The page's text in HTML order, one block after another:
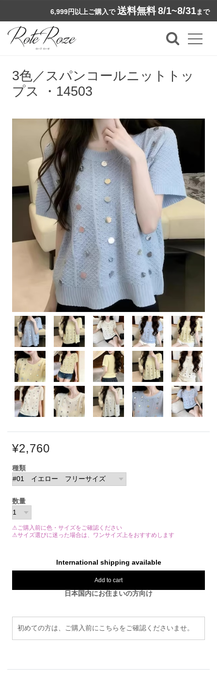
6,999円以上ご購入で 送料無料8/1~8/31まで
3色／スパンコールニットトッ
プス ・14503
¥2,760
種類
数量
⚠ご購入前に色・サイズをご確認ください
⚠サイズ選びに迷った場合は、ワンサイズ上をおすすめします
International shipping available
Add to cart
日本国内にお住まいの方向け
初めての方は、ご購入前にこちらをご確認くださいませ。